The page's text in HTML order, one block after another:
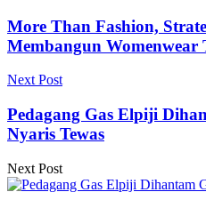
More Than Fashion,
Membangun Womenwear
Next Post
Pedagang Gas Elpiji
Nyaris Tewas
Next Post